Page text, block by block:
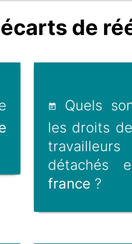
de
Quels
les droits
travailleurs
détachés
france ?